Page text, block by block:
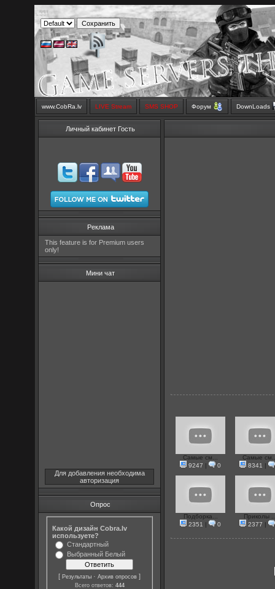
www.CobRa.lv LIVE Stream SMS SHOP Форум DownLoads
Личный кабинет Гость
Реклама
This feature is for Premium users
only!
Мини чат
Для добавления необходима
авторизация
Опрос
Какой дизайн Cobra.lv
используете?
Стандартный
Выбранный Белый
[Результаты ·Архив опросов ]
Всего ответов: 444
Самые см...
9247 | 0
Самые
8341 |
Подборка...
2351 | 0
Приколы
2377 |